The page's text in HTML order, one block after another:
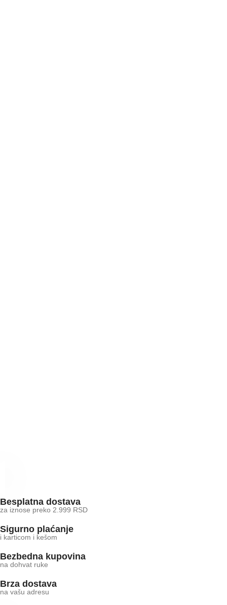
Besplatna dostava
za iznose preko 2.999 RSD
Sigurno plaćanje
i karticom i kešom
Bezbedna kupovina
na dohvat ruke
Brza dostava
na vašu adresu